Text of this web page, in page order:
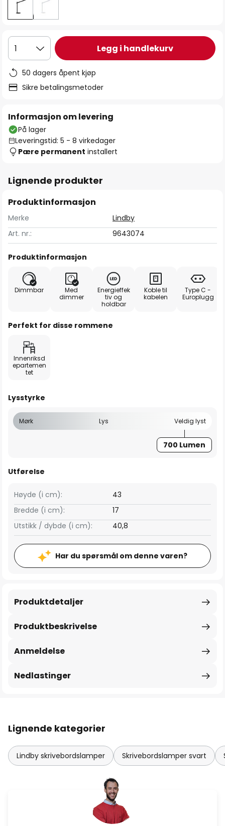
1 Legg i handlekurv
50 dagers åpent kjøp
Sikre betalingsmetoder
Informasjon om levering
På lager
Leveringstid: 5 - 8 virkedager
Pære permanent installert
Lignende produkter
Produktinformasjon
Merke
Lindby
Art. nr.:
9643074
Produktinformasjon
Dimmbar
Med
dimmer
Energieffek
tiv og
holdbar
Koble til
kabelen
Type C -
Europlugg
Perfekt for disse rommene
Innenriksd
epartemen
tet
Lysstyrke
Mørk Lys Veldig lyst
700 Lumen
Utførelse
Bredde (i cm): 17
Høyde (i cm): 43
Utstikk / dybde (i cm): 40,8
Har du spørsmål om denne varen?
Produktbeskrivelse
Produktdetaljer
Anmeldelse
Nedlastinger
Lignende kategorier
Lindby skrivebordslamper Skrivebordslamper svart